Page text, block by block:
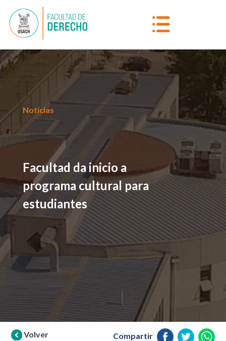
Noticias
Facultad da inicio a
programa cultural para
estudiantes
Volver Compartir